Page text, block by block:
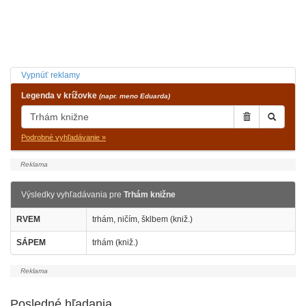
Vypnúť reklamy
Legenda v krížovke (napr. meno Eduarda)
Podrobné vyhľadávanie »
Výsledky vyhľadávania pre Trhám knižne
RVEM trhám, ničím, šklbem (kniž.)
SÁPEM trhám (kniž.)